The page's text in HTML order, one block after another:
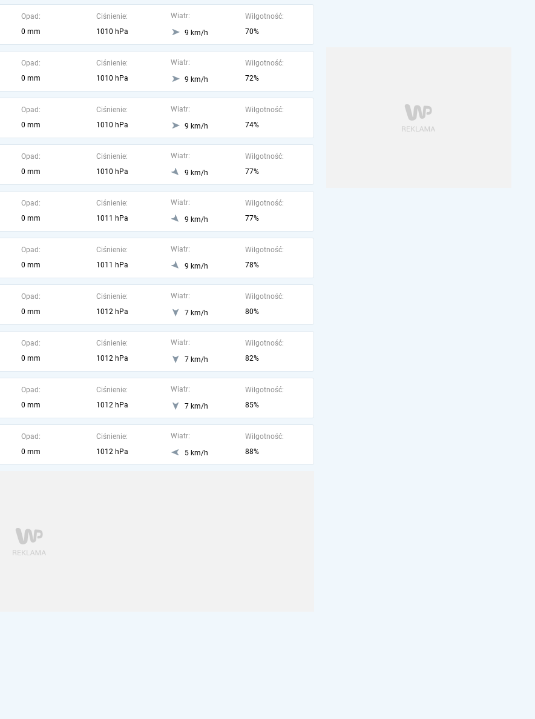
Opad:
0 mm
Ciśnienie:
1010 hPa
Wiatr:
9 km/h
Wilgotność:
70%
Opad:
0 mm
Ciśnienie:
1010 hPa
Wiatr:
9 km/h
Wilgotność:
72%
Opad:
0 mm
Ciśnienie:
1010 hPa
Wiatr:
9 km/h
Wilgotność:
74%
Opad:
0 mm
Ciśnienie:
1010 hPa
Wiatr:
9 km/h
Wilgotność:
77%
Opad:
0 mm
Ciśnienie:
1011 hPa
Wiatr:
9 km/h
Wilgotność:
77%
Opad:
0 mm
Ciśnienie:
1011 hPa
Wiatr:
9 km/h
Wilgotność:
78%
Opad:
0 mm
Ciśnienie:
1012 hPa
Wiatr:
7 km/h
Wilgotność:
80%
Opad:
0 mm
Ciśnienie:
1012 hPa
Wiatr:
7 km/h
Wilgotność:
82%
Opad:
0 mm
Ciśnienie:
1012 hPa
Wiatr:
7 km/h
Wilgotność:
85%
Opad:
0 mm
Ciśnienie:
1012 hPa
Wiatr:
5 km/h
Wilgotność:
88%